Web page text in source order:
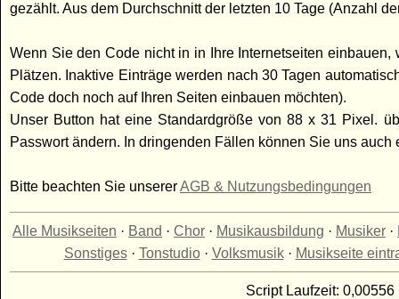
gezählt. Aus dem Durchschnitt der letzten 10 Tage (Anzahl
Wenn Sie den Code nicht in in Ihre Internetseiten
Plätzen. Inaktive Einträge werden nach 30 Tagen
Code doch noch auf Ihren Seiten einbauen möchten).
Unser Button hat eine Standardgröße von 88 x 31 Pixel.
Passwort ändern. In dringenden Fällen können Sie uns auch
Bitte beachten Sie unsererAGB & Nutzungsbedingungen
Alle Musikseiten · Band · Chor · Musikausbildung · Musiker ·
Sonstiges· Tonstudio· Volksmusik· Musikseite
Script Laufzeit: